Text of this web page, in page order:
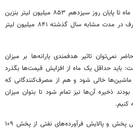
به گفته وی، از ابتدای اردیبهشت ماه تا پایان روز سیزدهم ۸۵۳ میلیون لیتر بنزین
مصرف شده است اما میزان مصرف در مدت مشابه سال گذشته ۸۴۱ میلیون لیتر
نمی‌توان تاثیر هدفمندی‌ یارانه‌ها بر میزان
حداقل یک ماه از افزایش قیمت‌ها بگذرد
ماشین‌ها خالی شود و هم از مصرف‌کنندگانی که
ذخیره آن‌ها نیز تمام شود تا بتوان میزان
کنیم.
پیش‌تر نیز مدیر عامل شرکت ملی پخش و پالایش فرآورده‌های نفتی از پخش ۱۰۹